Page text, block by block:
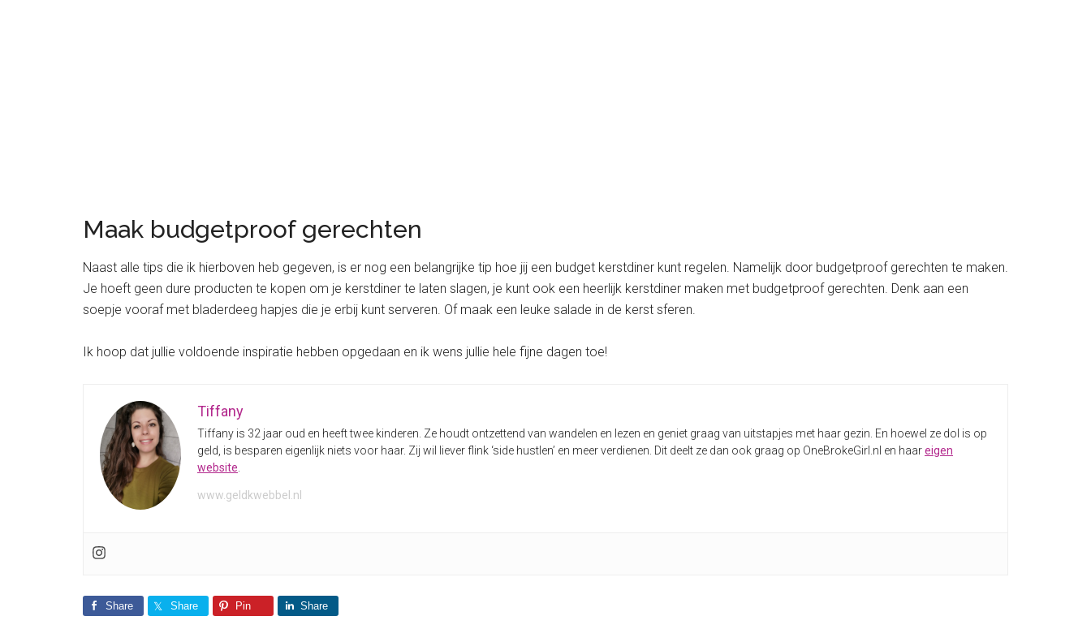
Maak budgetproof gerechten
Naast alle tips die ik hierboven heb gegeven, is er nog een belangrijke tip hoe jij een budget kerstdiner kunt regelen. Namelijk door budgetproof gerechten te maken.
Je hoeft geen dure producten te kopen om je kerstdiner te laten slagen, je kunt ook een heerlijk kerstdiner maken met budgetproof gerechten. Denk aan een
soepje vooraf met bladerdeeg hapjes die je erbij kunt serveren. Of maak een leuke salade in de kerst sferen.
Ik hoop dat jullie voldoende inspiratie hebben opgedaan en ik wens jullie hele fijne dagen toe!
Tiffany
Tiffany is 32 jaar oud en heeft twee kinderen. Ze houdt ontzettend van wandelen en lezen en geniet graag van uitstapjes met haar gezin. En hoewel ze dol is op
geld, is besparen eigenlijk niets voor haar. Zij wil liever flink ‘side hustlen’ en meer verdienen. Dit deelt ze dan ook graag op OneBrokeGirl.nl en haareigen
website.
www.geldkwebbel.nl
Share Share Pin Share